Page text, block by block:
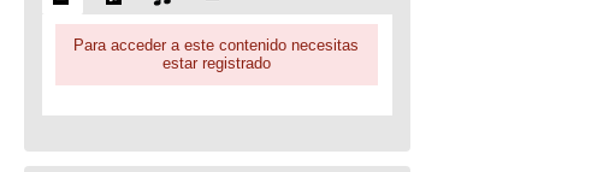
Para acceder a este contenido necesitas
estar registrado